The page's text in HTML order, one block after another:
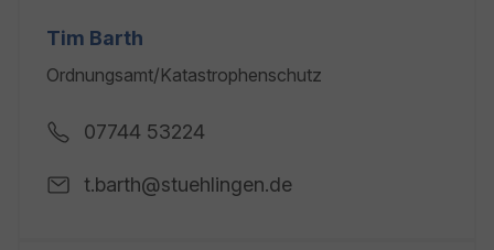
Tim Barth
Ordnungsamt/Katastrophenschutz
07744 53224
t.barth@stuehlingen.de